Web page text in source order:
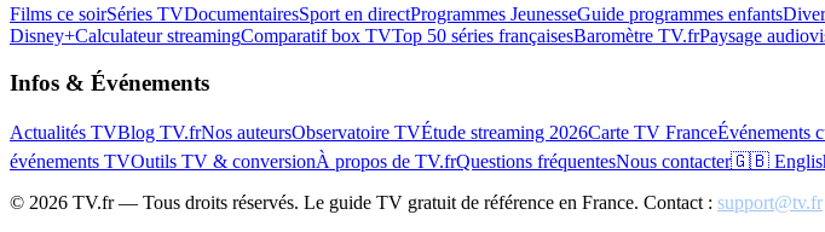
Films ce soirSéries TVDocumentairesSport en directProgrammes JeunesseGuide programmes enfants
Disney+Calculateur streamingComparatif box TVTop 50 séries françaisesBaromètre TV.frPaysage
Infos & Événements
Actualités TVBlog TV.frNos auteursObservatoire TVÉtude streaming 2026Carte TV FranceÉvénements
événements TVOutils TV & conversionÀ propos de TV.frQuestions fréquentesNous contacter🇬🇧
© 2026 TV.fr — Tous droits réservés. Le guide TV gratuit de référence en France. Contact : support@tv.fr